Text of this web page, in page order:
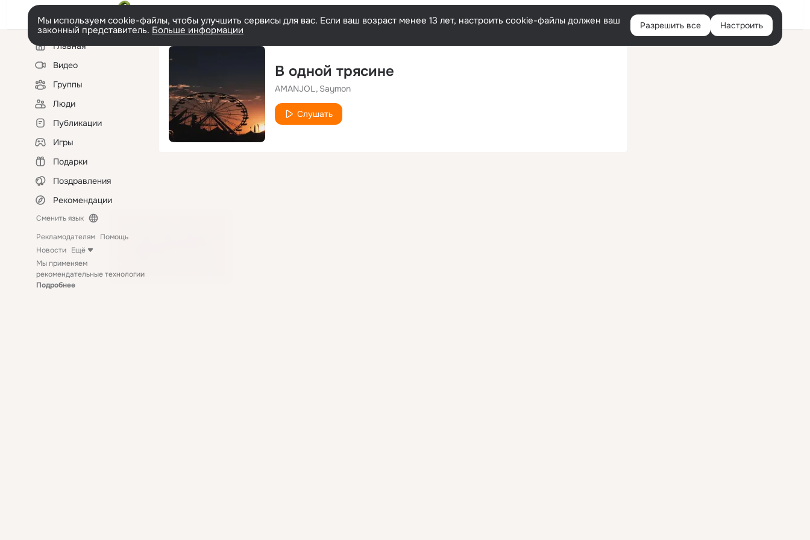
Войти
Мы используем cookie-файлы, чтобы улучшить сервисы для вас. Если ваш возраст менее 13 лет, настроить cookie-файлы должен ваш
законный представитель. Больше информации Разрешить все Настроить
Левая
колонкаГлавная
Видео
Группы
Люди
Публикации
Игры
Подарки
Поздравления
Рекомендации
Сменить язык
Рекламодателям Помощь
Новости Ещё
Мы применяем
рекомендательные технологии
Подробнее
В одной трясине
AMANJOL Saymon
Слушать